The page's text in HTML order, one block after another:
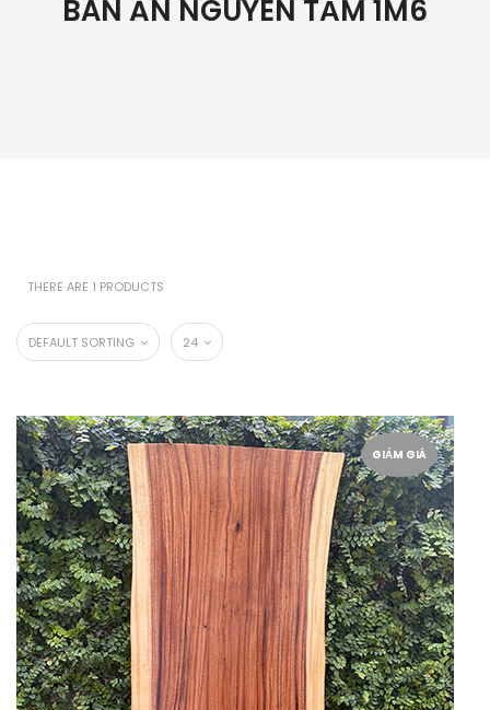
BÀN ĂN NGUYÊN TẤM 1M6
THERE ARE 1 PRODUCTS
DEFAULT SORTING 24
GIẢM GIÁ